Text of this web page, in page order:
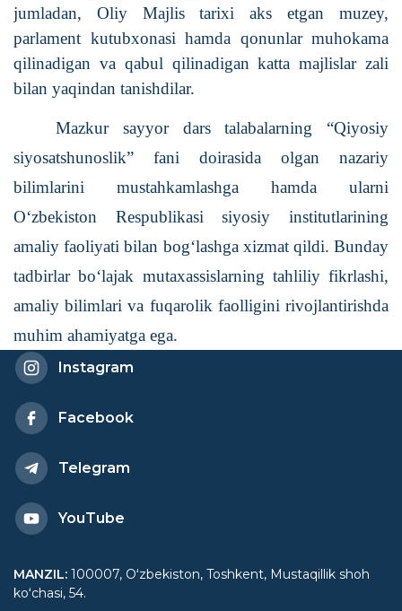
jumladan, Oliy Majlis tarixi aks etgan muzey,
parlament kutubxonasi hamda qonunlar muhokama
qilinadigan va qabul qilinadigan katta majlislar zali
bilan yaqindan tanishdilar.
Mazkur sayyor dars talabalarning “Qiyosiy
siyosatshunoslik” fani doirasida olgan nazariy
bilimlarini mustahkamlashga hamda ularni
O‘zbekiston Respublikasi siyosiy institutlarining
amaliy faoliyati bilan bog‘lashga xizmat qildi. Bunday
tadbirlar bo‘lajak mutaxassislarning tahliliy fikrlashi,
amaliy bilimlari va fuqarolik faolligini rivojlantirishda
muhim ahamiyatga ega.
Instagram
Facebook
Telegram
YouTube
MANZIL: 100007, Oʻzbekiston, Toshkent, Mustaqillik shoh
koʻchasi, 54.